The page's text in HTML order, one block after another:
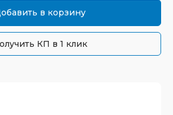
в корзину
КП в 1 клик